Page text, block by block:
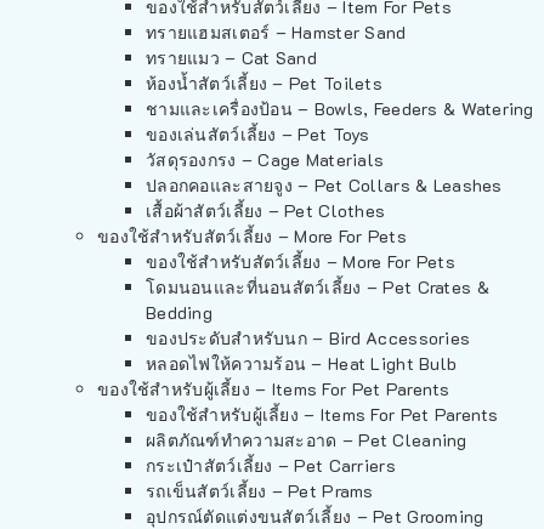
ของใช้สำหรับสัตว์เลี้ยง – Item For Pets
ทรายแฮมสเตอร์ – Hamster Sand
ทรายแมว – Cat Sand
ห้องน้ำสัตว์เลี้ยง – Pet Toilets
ชามและเครื่องป้อน – Bowls, Feeders & Watering
ของเล่นสัตว์เลี้ยง – Pet Toys
วัสดุรองกรง – Cage Materials
ปลอกคอและสายจูง – Pet Collars & Leashes
เสื้อผ้าสัตว์เลี้ยง – Pet Clothes
ของใช้สำหรับสัตว์เลี้ยง – More For Pets
ของใช้สำหรับสัตว์เลี้ยง – More For Pets
โดมนอนและที่นอนสัตว์เลี้ยง – Pet Crates &
Bedding
ของประดับสำหรับนก – Bird Accessories
หลอดไฟให้ความร้อน – Heat Light Bulb
ของใช้สำหรับผู้เลี้ยง – Items For Pet Parents
ของใช้สำหรับผู้เลี้ยง – Items For Pet Parents
ผลิตภัณฑ์ทำความสะอาด – Pet Cleaning
กระเป๋าสัตว์เลี้ยง – Pet Carriers
รถเข็นสัตว์เลี้ยง – Pet Prams
อุปกรณ์ตัดแต่งขนสัตว์เลี้ยง – Pet Grooming